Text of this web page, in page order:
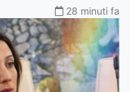
28 minuti fa